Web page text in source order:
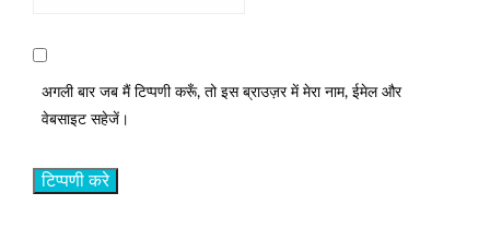
अगली बार जब मैं टिप्पणी करूँ, तो इस ब्राउज़र में मेरा नाम, ईमेल और
वेबसाइट सहेजें।